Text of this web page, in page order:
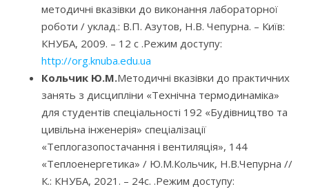
методичні вказівки до виконання лабораторної
роботи / уклад.: В.П. Азутов, Н.В. Чепурна. – Київ:
КНУБА, 2009. – 12 с .Режим доступу:
http://org.knuba.edu.ua
Кольчик Ю.М.Методичні вказівки до практичних
занять з дисципліни «Технічна термодинаміка»
для студентів спеціальності 192 «Будівництво та
цивільна інженерія» спеціалізації
«Теплогазопостачання і вентиляція», 144
«Теплоенергетика» / Ю.М.Кольчик, Н.В.Чепурна //
К.: КНУБА, 2021. – 24с. .Режим доступу: